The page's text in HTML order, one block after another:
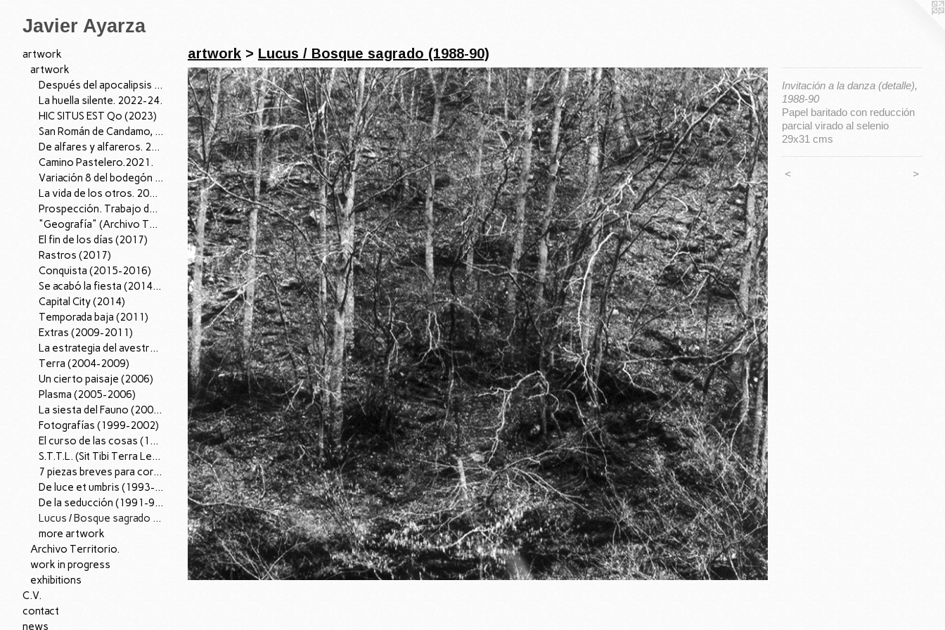
Javier Ayarza
artwork
artwork
Después del apocalipsis I, 2026.
La huella silente. 2022-24.
HIC SITUS EST Qo (2023)
San Román de Candamo, 04/07/22. 2022
De alfares y alfareros. 2021.
Camino Pastelero.2021.
Variación 8 del bodegón con cardo y zanahorias de fray Juan Sánchez Cotán. 2021.
La vida de los otros. 2019.
Prospección. Trabajo de Campo (2018-2019)
"Geografía" (Archivo Territorio); 2016-18.
El fin de los días (2017)
Rastros (2017)
Conquista (2015-2016)
Se acabó la fiesta (2014-15)
Capital City (2014)
Temporada baja (2011)
Extras (2009-2011)
La estrategia del avestruz (2007-12).
Terra (2004-2009)
Un cierto paisaje (2006)
Plasma (2005-2006)
La siesta del Fauno (2002-2005)
Fotografías (1999-2002)
El curso de las cosas (1997-98)
S.T.T.L. (Sit Tibi Terra Levis), (1995-97)
7 piezas breves para corazón (1996)
De luce et umbris (1993-95)
De la seducción (1991-96)
Lucus / Bosque sagrado (1988-90)
more artwork
Archivo Territorio.
work in progress
exhibitions
C.V.
contact
news
artwork > Lucus / Bosque sagrado (1988-90)
Invitación a la danza (detalle),
1988-90
Papel baritado con reducción
parcial virado al selenio
29x31 cms
< >